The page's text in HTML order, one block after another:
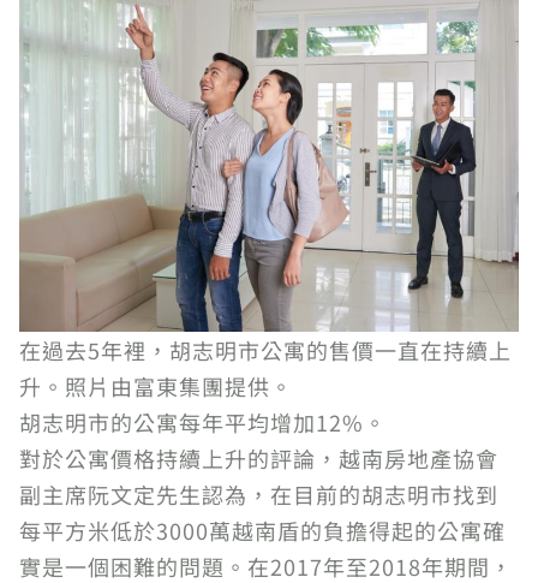
在過去5年裡，胡志明市公寓的售價一直在持續上
升。照片由富東集團提供。
胡志明市的公寓每年平均增加12%。
對於公寓價格持續上升的評論，越南房地產協會
副主席阮文定先生認為，在目前的胡志明市找到
每平方米低於3000萬越南盾的負擔得起的公寓確
實是一個困難的問題。在2017年至2018年期間，